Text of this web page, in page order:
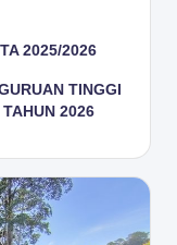
2025/2026
TINGGI
2026